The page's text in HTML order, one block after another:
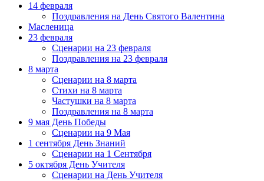
14 февраля
Поздравления на День Святого Валентина
Масленица
23 февраля
Сценарии на 23 февраля
Поздравления на 23 февраля
8 марта
Сценарии на 8 марта
Стихи на 8 марта
Частушки на 8 марта
Поздравления на 8 марта
9 мая День Победы
Сценарии на 9 Мая
1 сентября День Знаний
Сценарии на 1 Сентября
5 октября День Учителя
Сценарии на День Учителя